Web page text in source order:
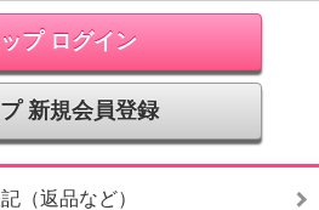
プ ログイン
新規会員登録
（返品など）